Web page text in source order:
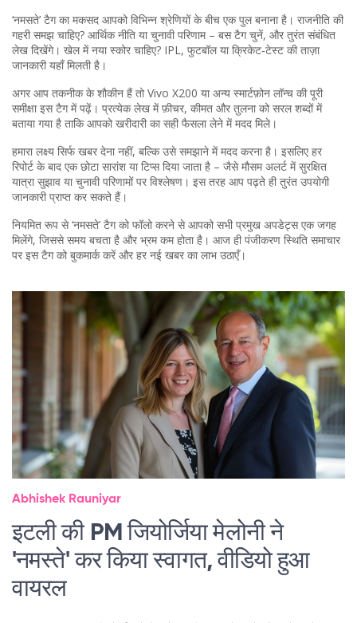
‘नमसते’ टैग का मकसद आपको विभिन्न श्रेणियों के बीच एक पुल बनाना है। राजनीति की
गहरी समझ चाहिए? आर्थिक नीति या चुनावी परिणाम – बस टैग चुनें, और तुरंत संबंधित
लेख दिखेंगे। खेल में नया स्कोर चाहिए? IPL, फुटबॉल या क्रिकेट‑टेस्ट की ताज़ा
जानकारी यहाँ मिलती है।
अगर आप तकनीक के शौकीन हैं तो Vivo X200 या अन्य स्मार्टफ़ोन लॉन्च की पूरी
समीक्षा इस टैग में पढ़ें। प्रत्येक लेख में फ़ीचर, कीमत और तुलना को सरल शब्दों में
बताया गया है ताकि आपको खरीदारी का सही फैसला लेने में मदद मिले।
हमारा लक्ष्य सिर्फ खबर देना नहीं, बल्कि उसे समझाने में मदद करना है। इसलिए हर
रिपोर्ट के बाद एक छोटा सारांश या टिप्स दिया जाता है – जैसे मौसम अलर्ट में सुरक्षित
यात्रा सुझाव या चुनावी परिणामों पर विश्लेषण। इस तरह आप पढ़ते ही तुरंत उपयोगी
जानकारी प्राप्त कर सकते हैं।
नियमित रूप से ‘नमसते’ टैग को फॉलो करने से आपको सभी प्रमुख अपडेट्स एक जगह
मिलेंगे, जिससे समय बचता है और भ्रम कम होता है। आज ही पंजीकरण स्थिति समाचार
पर इस टैग को बुकमार्क करें और हर नई खबर का लाभ उठाएँ।
Abhishek Rauniyar
इटली की PM जियोर्जिया मेलोनी ने
'नमस्ते' कर किया स्वागत, वीडियो हुआ
वायरल